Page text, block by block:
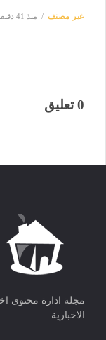
غير مصنف منذ 41 دقيقة
0 تعليق
مجلة ادارة محتوى
الاخبارية